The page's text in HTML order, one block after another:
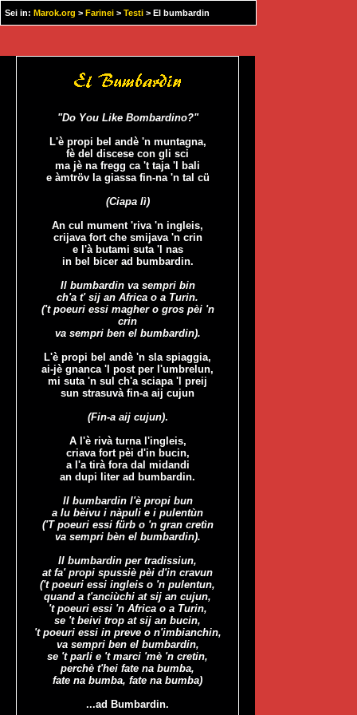
Sei in: Marok.org > Farinei > Testi > El bumbardin
"Do You Like Bombardino?"
L'è propi bel andè 'n muntagna,
fè del discese con gli sci
ma jè na fregg ca 't taja 'l bali
e àmtröv la giassa fin-na 'n tal cü
(Ciapa lì)
An cul mument 'riva 'n ingleis,
crijava fort che smijava 'n crin
e l'à butami suta 'l nas
in bel bicer ad bumbardin.
Il bumbardin va sempri bin
ch'a t' sij an Africa o a Turin.
('t poeuri essi magher o gros pèi 'n
crin
va sempri ben el bumbardin).
L'è propi bel andè 'n sla spiaggia,
ai-jè gnanca 'l post per l'umbrelun,
mi suta 'n sul ch'a sciapa 'l preij
sun strasuvà fin-a aij cujun
(Fin-a aij cujun).
A l'è rivà turna l'ingleis,
criava fort pèi d'in bucin,
a l'a tirà fora dal midandi
an dupi liter ad bumbardin.
Il bumbardin l'è propi bun
a lu bèivu i nàpuli e i pulentùn
('T poeuri essi fürb o 'n gran cretìn
va sempri bèn el bumbardin).
Il bumbardin per tradissiun,
at fa' propi spussiè pèi d'in cravun
('t poeuri essi ingleis o 'n pulentun,
quand a t'anciùchi at sij an cujun,
't poeuri essi 'n Africa o a Turin,
se 't beivi trop at sij an bucin,
't poeuri essi in preve o n'imbianchin,
va sempri ben el bumbardin,
se 't parli e 't marci 'mè 'n cretin,
perchè t'hei fate na bumba,
fate na bumba, fate na bumba)
...ad Bumbardin.